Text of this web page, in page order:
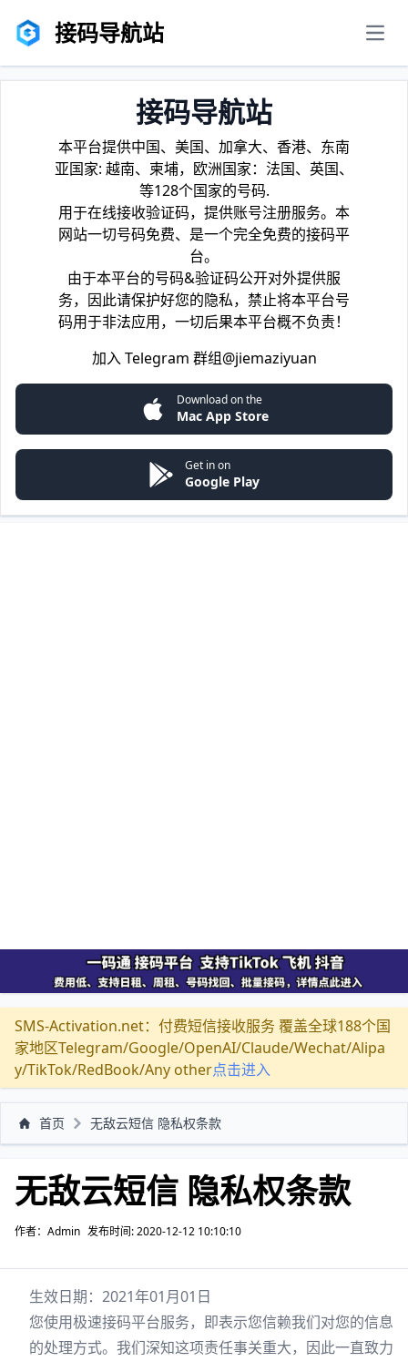
接码导航站
接码导航站
本平台提供中国、美国、加拿大、香港、东南
亚国家: 越南、柬埔，欧洲国家：法国、英国、
等128个国家的号码.
用于在线接收验证码，提供账号注册服务。本
网站一切号码免费、是一个完全免费的接码平
台。
由于本平台的号码&验证码公开对外提供服
务，因此请保护好您的隐私，禁止将本平台号
码用于非法应用，一切后果本平台概不负责！
加入 Telegram 群组@jiemaziyuan
Download on the
Mac App Store
Get in on
Google Play
SMS-Activation.net：付费短信接收服务 覆盖全球188个国
家地区Telegram/Google/OpenAI/Claude/Wechat/Alipa
y/TikTok/RedBook/Any other点击进入
首页 无敌云短信 隐私权条款
无敌云短信 隐私权条款
作者：Admin 发布时间: 2020-12-12 10:10:10
生效日期：2021年01月01日
您使用极速接码平台服务，即表示您信赖我们对您的信息
的处理方式。我们深知这项责任事关重大，因此一直致力